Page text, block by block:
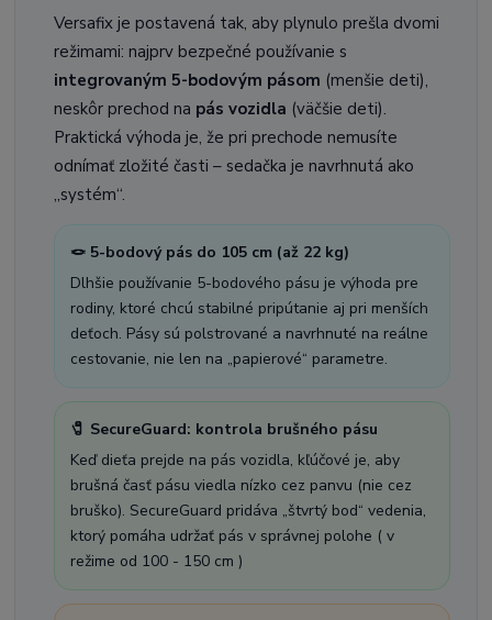
Versafix je postavená tak, aby plynulo prešla dvomi
režimami: najprv bezpečné používanie s
integrovaným 5-bodovým pásom (menšie deti),
neskôr prechod na pás vozidla (väčšie deti).
Praktická výhoda je, že pri prechode nemusíte
odnímať zložité časti – sedačka je navrhnutá ako
„systém“.
🪢 5-bodový pás do 105 cm (až 22 kg)
Dlhšie používanie 5-bodového pásu je výhoda pre
rodiny, ktoré chcú stabilné pripútanie aj pri menších
deťoch. Pásy sú polstrované a navrhnuté na reálne
cestovanie, nie len na „papierové“ parametre.
🧷 SecureGuard: kontrola brušného pásu
Keď dieťa prejde na pás vozidla, kľúčové je, aby
brušná časť pásu viedla nízko cez panvu (nie cez
bruško). SecureGuard pridáva „štvrtý bod“ vedenia,
ktorý pomáha udržať pás v správnej polohe ( v
režime od 100 - 150 cm )